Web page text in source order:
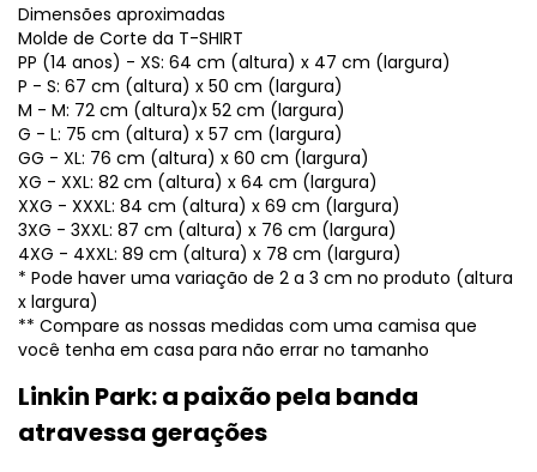
Dimensões aproximadas
Molde de Corte da T-SHIRT
PP (14 anos) - XS: 64 cm (altura) x 47 cm (largura)
P - S: 67 cm (altura) x 50 cm (largura)
M - M: 72 cm (altura)x 52 cm (largura)
G - L: 75 cm (altura) x 57 cm (largura)
GG - XL: 76 cm (altura) x 60 cm (largura)
XG - XXL: 82 cm (altura) x 64 cm (largura)
XXG - XXXL: 84 cm (altura) x 69 cm (largura)
3XG - 3XXL: 87 cm (altura) x 76 cm (largura)
4XG - 4XXL: 89 cm (altura) x 78 cm (largura)
* Pode haver uma variação de 2 a 3 cm no produto (altura
x largura)
** Compare as nossas medidas com uma camisa que
você tenha em casa para não errar no tamanho
Linkin Park: a paixão pela banda
atravessa gerações